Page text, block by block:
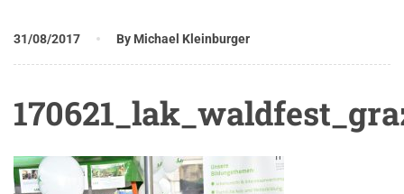
31/08/2017 By Michael Kleinburger